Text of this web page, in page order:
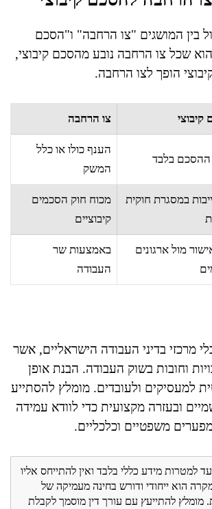
בין המושגים "צו הרחבה" ו"הסכם
הוא שכל צו הרחבה נובע מהסכם קיבוצי,
הופך לצו הרחבה.
קיבוצי צו הרחבה
ההסכם בלבד
הענף כולו או כלל
המשק
במסגרת חוקית
מכוח חוק הסכמים
קיבוציים
מול ארגונים
באמצעות שר
העבודה
מרכזי בדיני העבודה הישראליים, אשר
וחובות בשוק העבודה. הבנת אופן
למעסיקים ולעובדים. מומלץ להסתייע
ובעזרה מקצועית כדי לוודא עמידה
משפטיים וכלכליים.
למטרות מידע כללי בלבד ואין להתייחס אליו
הוא ייחודי ודורש בחינה מעמיקה של
מומלץ להתייעץ עם עורך דין מוסמך לקבלת